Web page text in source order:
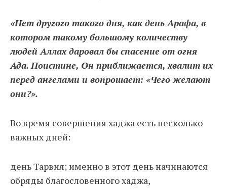
«Нет другого такого дня, как день Арафа, в
котором такому большому количеству
людей Аллах даровал бы спасение от огня
Ада. Поистине, Он приближается, хвалит их
перед ангелами и вопрошает: «Чего желают
они?».
Во время совершения хаджа есть несколько
важных дней:
день Тарвия; именно в этот день начинаются
обряды благословенного хаджа,